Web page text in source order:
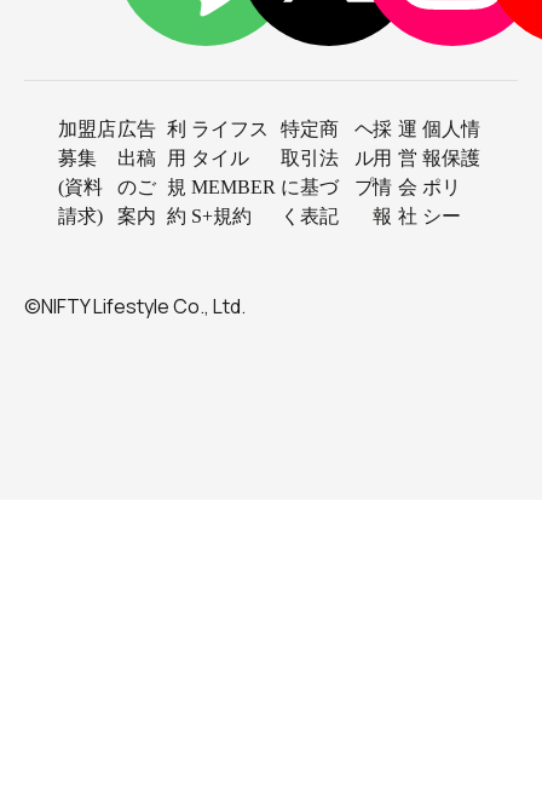
加盟店
募集
(資料
請求)
広告
出稿
のご
案内
利
用
規
約
ライフス
タイル
MEMBER
S+規約
特定商
取引法
に基づ
く表記
ヘ
ル
プ
採
用
情
報
運
営
会
社
個人情
報保護
ポリ
シー
©NIFTY Lifestyle Co., Ltd.